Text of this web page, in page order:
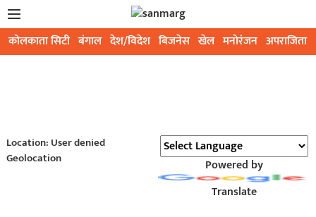
कोलकाता सिटी बंगाल देश/विदेश बिजनेस खेल मनोरंजन अपराजिता
Location: User denied
Geolocation
Powered by
Translate